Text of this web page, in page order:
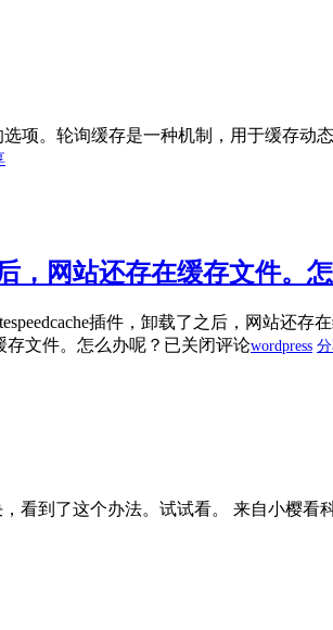
项。轮询缓存是一种机制，用于缓存
，网站还存在缓存文件。
插件，卸载了之后，网站还存
存文件。怎么办呢？ 已关闭评论wordpress
看到了这个办法。试试看。 来自小樱